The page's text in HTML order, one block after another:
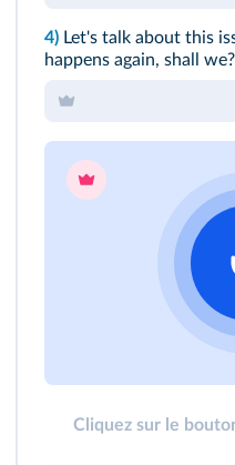
4) Let's talk about this
happens again, shall we?
Cliquez sur le